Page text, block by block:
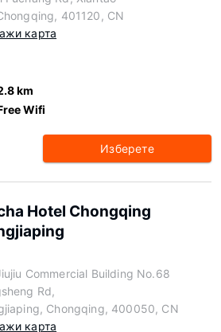
401120, CN
карта
km
Wifi
Изберете
Hotel Chongqing
Commercial Building No.68
Rd,
Chongqing, 400050, CN
карта